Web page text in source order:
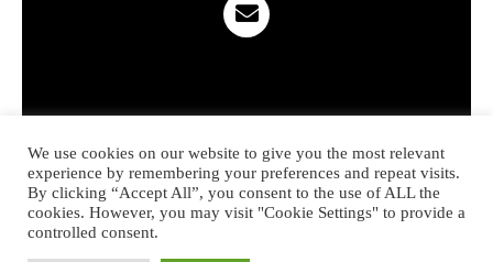
© 2022 MOBYZIK – Made with heart in Hossegor
We use cookies on our website to give you the most relevant
experience by remembering your preferences and repeat visits.
By clicking “Accept All”, you consent to the use of ALL the
cookies. However, you may visit "Cookie Settings" to provide a
controlled consent.